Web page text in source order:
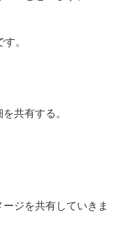
。
共有する。
ジを共有していきま